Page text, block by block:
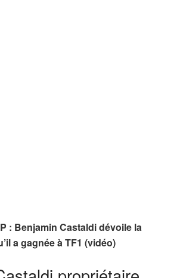
: Benjamin Castaldi dévoile la
a gagnée à TF1 (vidéo)